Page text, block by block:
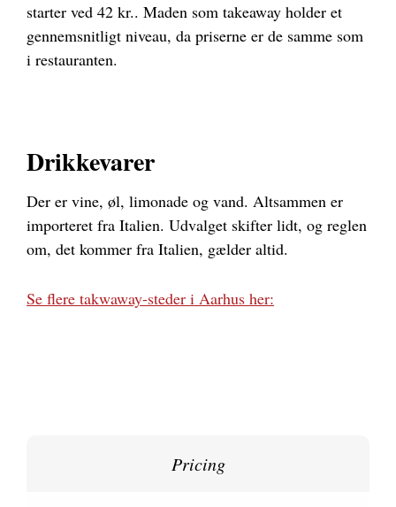
starter ved 42 kr.. Maden som takeaway holder et
gennemsnitligt niveau, da priserne er de samme som
i restauranten.
Drikkevarer
Der er vine, øl, limonade og vand. Altsammen er
importeret fra Italien. Udvalget skifter lidt, og reglen
om, det kommer fra Italien, gælder altid.
Se flere takwaway-steder i Aarhus her:
Pricing